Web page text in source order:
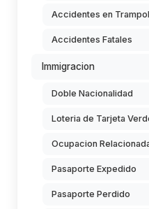
Accidentes en
Accidentes Fatales
Immigracion
Doble Nacionalidad
Loteria de Tarjeta
Ocupacion
Pasaporte Expedido
Pasaporte Perdido